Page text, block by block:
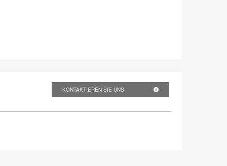
KONTAKTIEREN SIE UNS